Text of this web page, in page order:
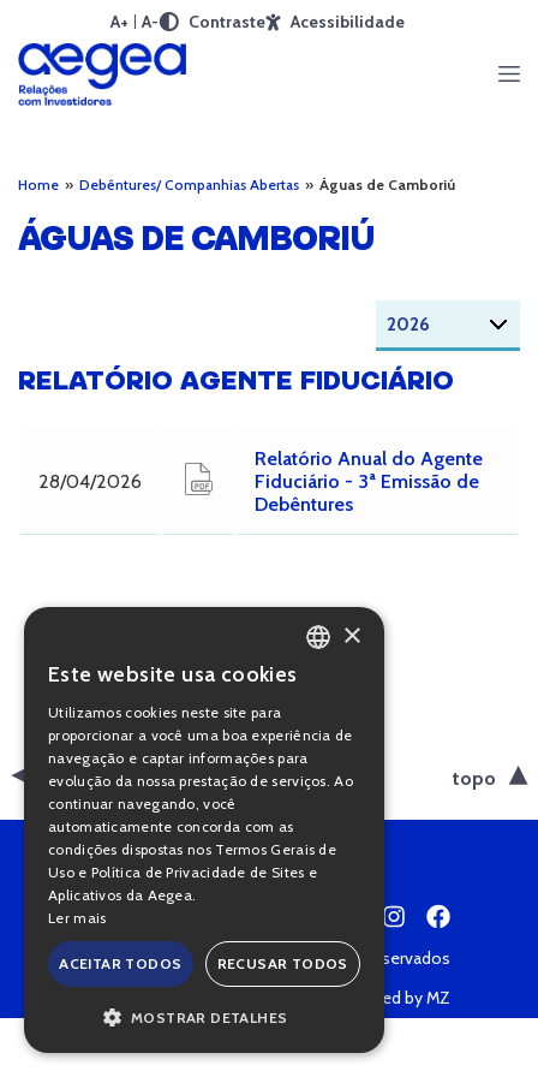
A+ A- Contraste Acessibilidade
Home » Debêntures/ Companhias Abertas » Águas de Camboriú
ÁGUAS DE CAMBORIÚ
RELATÓRIO AGENTE FIDUCIÁRIO
28/04/2026
Relatório Anual do Agente
Fiduciário - 3ª Emissão de
Debêntures
voltar topo
Copyright © 2022 • Todos os direitos reservados
Powered by MZ
PORTUGUESE
×
Este website usa cookies
Utilizamos cookies neste site para
proporcionar a você uma boa experiência de
navegação e captar informações para
evolução da nossa prestação de serviços. Ao
continuar navegando, você
automaticamente concorda com as
condições dispostas nos Termos Gerais de
Uso e Política de Privacidade de Sites e
Aplicativos da Aegea.
Ler mais
ACEITAR TODOS RECUSAR TODOS
MOSTRAR DETALHES